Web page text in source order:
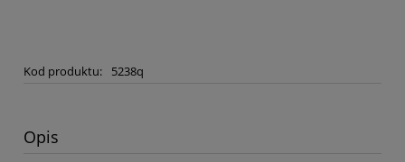
Kod produktu: 5238q
Opis